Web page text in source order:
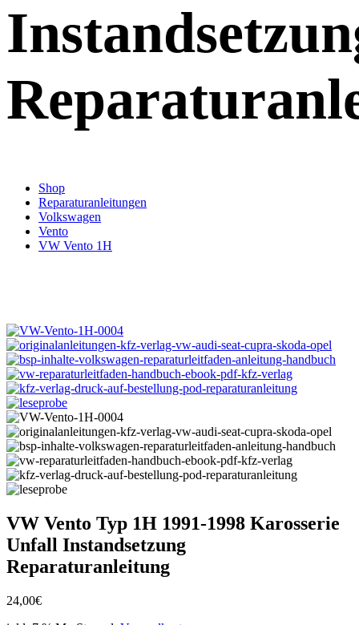
Shop
Reparaturanleitungen
Volkswagen
Vento
VW Vento 1H
VW Vento Typ 1H 1991-1998 Karosserie
Unfall Instandsetzung
Reparaturanleitung
24,00€